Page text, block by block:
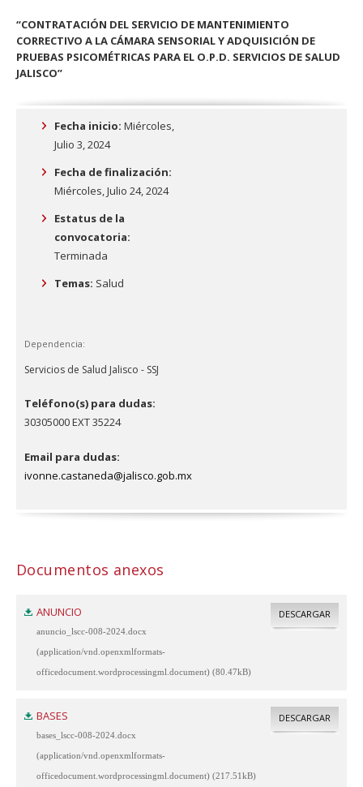
“CONTRATACIÓN DEL SERVICIO DE MANTENIMIENTO
CORRECTIVO A LA CÁMARA SENSORIAL Y ADQUISICIÓN DE
PRUEBAS PSICOMÉTRICAS PARA EL O.P.D. SERVICIOS DE SALUD
JALISCO”
Fecha inicio: Miércoles,
Julio 3, 2024
Fecha de finalización:
Miércoles, Julio 24, 2024
Estatus de la
convocatoria:
Terminada
Temas: Salud
Dependencia:
Servicios de Salud Jalisco - SSJ
Teléfono(s) para dudas:
30305000 EXT 35224
Email para dudas:
ivonne.castaneda@jalisco.gob.mx
Documentos anexos
ANUNCIO
anuncio_lscc-008-2024.docx
(application/vnd.openxmlformats-
officedocument.wordprocessingml.document) (80.47kB)
DESCARGAR
BASES
bases_lscc-008-2024.docx
(application/vnd.openxmlformats-
officedocument.wordprocessingml.document) (217.51kB)
DESCARGAR